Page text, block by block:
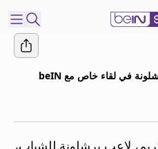
المصري حمزة عبد الكريم لاعب برشلونة في لقاء خاص مع beIN
لاعب برشلونة للشباب،